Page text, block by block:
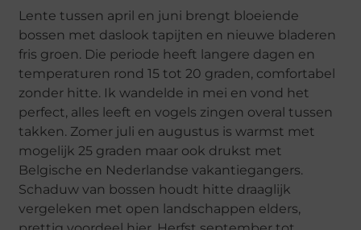
Lente tussen april en juni brengt bloeiende
bossen met daslook tapijten en nieuwe bladeren
fris groen. Die periode heeft langere dagen en
temperaturen rond 15 tot 20 graden, comfortabel
zonder hitte. Ik wandelde in mei en vond het
perfect, alles leeft en vogels zingen overal tussen
takken. Zomer juli en augustus is warmst met
mogelijk 25 graden maar ook drukst met
Belgische en Nederlandse vakantiegangers.
Schaduw van bossen houdt hitte draaglijk
vergeleken met open landschappen elders,